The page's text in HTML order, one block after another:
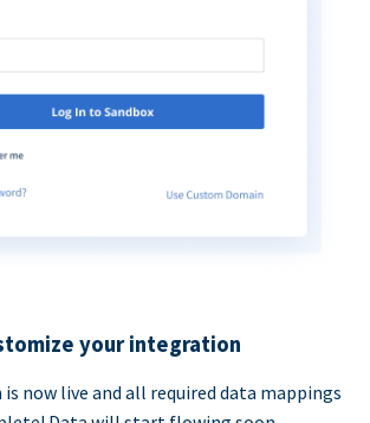
your integration
now live and all required data mappings